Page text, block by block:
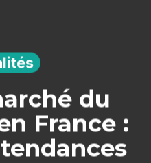
du
France :